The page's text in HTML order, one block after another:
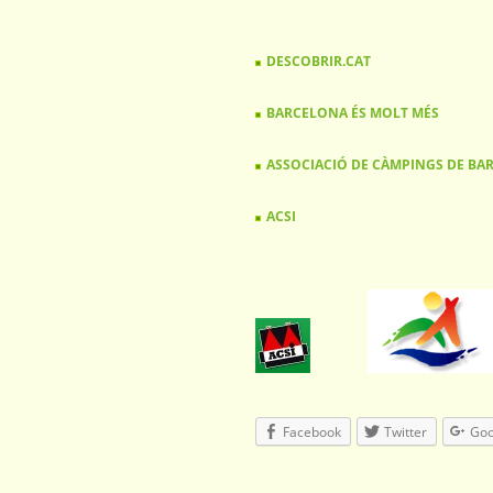
DESCOBRIR.CAT
BARCELONA ÉS MOLT MÉS
ASSOCIACIÓ DE CÀMPINGS DE
ACSI
Facebook Twitter